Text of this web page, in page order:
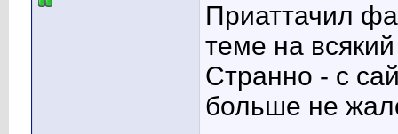
Приаттачил
теме на
Странно - с
больше не